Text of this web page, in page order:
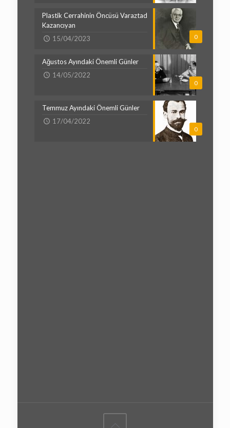
0
Plastik Cerrahinin Öncüsü Varaztad
Kazancıyan
15/04/2023
0
Ağustos Ayındaki Önemli Günler
14/05/2022
0
Temmuz Ayındaki Önemli Günler
17/04/2022